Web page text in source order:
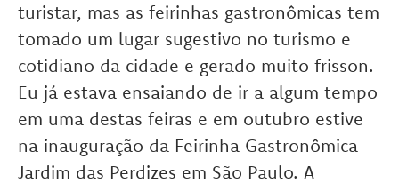
turistar, mas as feirinhas gastronômicas tem
tomado um lugar sugestivo no turismo e
cotidiano da cidade e gerado muito frisson.
Eu já estava ensaiando de ir a algum tempo
em uma destas feiras e em outubro estive
na inauguração da Feirinha Gastronômica
Jardim das Perdizes em São Paulo. A